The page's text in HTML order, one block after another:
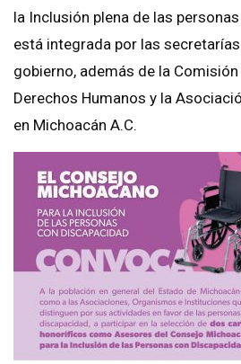
la Inclusión plena de las
está integrada por las
gobierno, además de la
Derechos Humanos y la
en Michoacán A.C.